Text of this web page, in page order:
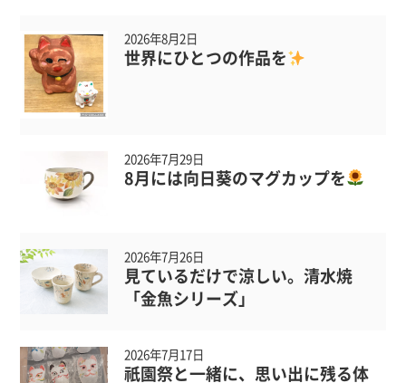
2026年8月2日
世界にひとつの作品を
2026年7月29日
8月には向日葵のマグカップを
2026年7月26日
見ているだけで涼しい。清水焼
「金魚シリーズ」
2026年7月17日
祇園祭と一緒に、思い出に残る体